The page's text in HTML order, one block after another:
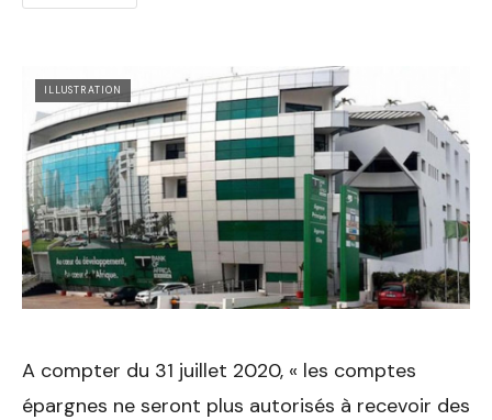
ILLUSTRATION
A compter du 31 juillet 2020, « les comptes
épargnes ne seront plus autorisés à recevoir des